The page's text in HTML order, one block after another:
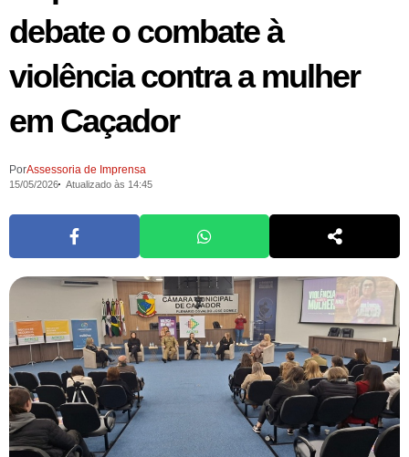
debate o combate à
violência contra a mulher
em Caçador
PorAssessoria de Imprensa
15/05/2026 Atualizado às 14:45